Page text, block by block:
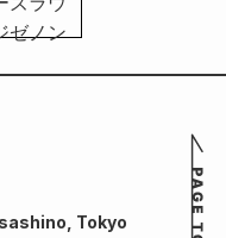
Tokyo